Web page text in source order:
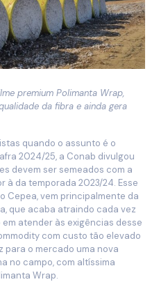
premium Polimanta Wrap,
da fibra e ainda gera
quando o assunto é o
2024/25, a Conab divulgou
devem ser semeados com a
à da temporada 2023/24. Esse
Cepea, vem principalmente da
que acaba atraindo cada vez
atender às exigências desse
com custo tão elevado
para o mercado uma nova
no campo, com altíssima
Wrap.